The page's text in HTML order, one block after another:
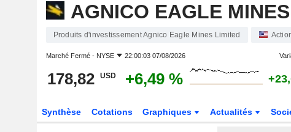
AGNICO EAGLE
Produits d'investissement Agnico Eagle Mines Limited
Marché Fermé - NYSE 22:00:03 07/08/2026
178,82 USD +6,49 %
Synthèse Cotations Graphiques Actualités